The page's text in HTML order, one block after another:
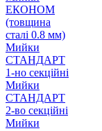
ЕКОНОМ
(товщина
сталі 0.8 мм)
Мийки
СТАНДАРТ
1-но секційні
Мийки
СТАНДАРТ
2-во секційні
Мийки